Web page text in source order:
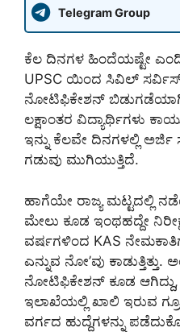
Telegram Group
ಕೆಲ ದಿನಗಳ ಹಿಂದೆಯಷ್ಟೇ
UPSC ಯಿಂದ ಸಿವಿಲ್
ನೋಟಿಫಿಕೇಶನ್
ಲಕ್ಷಾಂತರ ವಿದ್ಯಾರ್ಥಿಗಳು
ಇನ್ನು ಕೆಲವೇ ದಿನಗಳಲ್ಲಿ ಅರ್ಜಿ
ಗಡುವು ಮುಗಿಯುತ್ತಿದೆ.
ಹಾಗೆಯೇ ರಾಜ್ಯ ಮಟ್ಟದಲ್ಲಿ
ಮೇಲು ಕೂಡ ಇಂಥಹದ್ದೇ
ವರ್ಷಗಳಿಂದ KAS
ಎನ್ನುವ ನೋ’ವು
ನೋಟಿಫಿಕೇಶನ್ ಕೂಡ
ಇಲಾಖೆಯಲ್ಲಿ ಖಾಲಿ ಇರುವ
ವರ್ಗದ ಹುದ್ದೆಗಳನ್ನು